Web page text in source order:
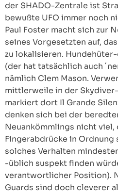
der SHADO-Zentrale ist
bewußte UFO immer noch
Paul Foster macht sich zur
seines Vorgesetzten auf,
zu lokalisieren.
(der hat tatsächlich auch
nämlich Clem Mason.
mittlerweile in der
markiert dort Il Grande
denken sich bei der
Neuankömmlings nicht viel,
Fingerabdrücke in Ordnung
solches Verhalten
-üblich suspekt finden
verantwortlicher Position).
Guards sind doch cleverer